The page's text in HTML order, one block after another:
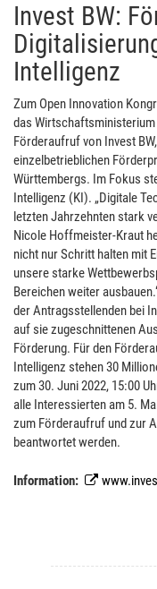
Invest BW:
Intelligenz
Zum Open Innovation
das
Förderaufruf von Invest
einzelbetrieblichen
Württembergs. Im Fokus
Intelligenz (KI). „Digitale
letzten Jahrzehnten stark
Nicole Hoffmeister-Kraut
nicht nur Schritt halten mit
unsere starke
Bereichen weiter
der Antragsstellenden bei
auf sie zugeschnittenen
Förderung. Für den
Intelligenz stehen 30
zum 30. Juni 2022, 15:00
alle Interessierten am 5.
zum Förderaufruf und zur
beantwortet werden.
Information: